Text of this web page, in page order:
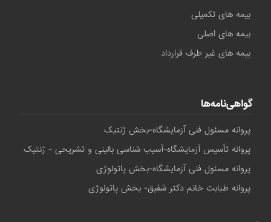
بیمه های تکمیلی
بیمه های اصلی
بیمه های غیر طرف قرارداد
گواهی‌نامه‌ها
پروانه مسئول فنی آزمایشگاه-بخش ژنتیک
پروانه تأسیس آزمایشگاه-آسیب شناسی بالینی و تشریحی - ژنتیک
پروانه مسئول فنی آزمایشگاه-بخش پاتولوژی
پروانه طبابت خانم دکتر شفیق- بخش پاتولوژی